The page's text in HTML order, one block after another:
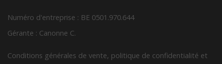
Numéro d'entreprise : BE 0501.970.644
Gérante : Canonne C.
Conditions générales de vente, politique de confidentialité et